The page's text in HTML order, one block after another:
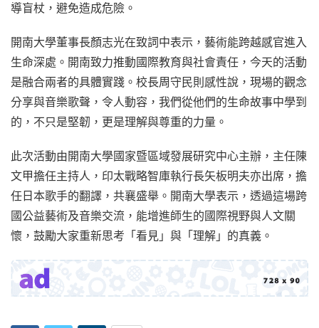
導盲杖，避免造成危險。
開南大學董事長顏志光在致詞中表示，藝術能跨越感官進入
生命深處。開南致力推動國際教育與社會責任，今天的活動
是融合兩者的具體實踐。校長周守民則感性說，現場的觀念
分享與音樂歌聲，令人動容，我們從他們的生命故事中學到
的，不只是堅韌，更是理解與尊重的力量。
此次活動由開南大學國家暨區域發展研究中心主辦，主任陳
文甲擔任主持人，印太戰略智庫執行長矢板明夫亦出席，擔
任日本歌手的翻譯，共襄盛舉。開南大學表示，透過這場跨
國公益藝術及音樂交流，能增進師生的國際視野與人文關
懷，鼓勵大家重新思考「看見」與「理解」的真義。